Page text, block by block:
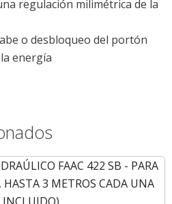
regulación milimétrica de la
o desbloqueo del portón
energía